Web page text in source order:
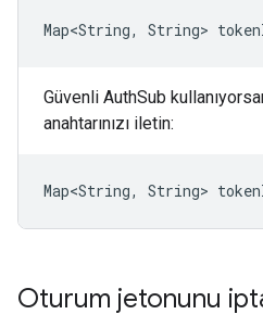
Map<String, String>
Güvenli AuthSub
anahtarınızı iletin:
Map<String, String>
Oturum jetonunu